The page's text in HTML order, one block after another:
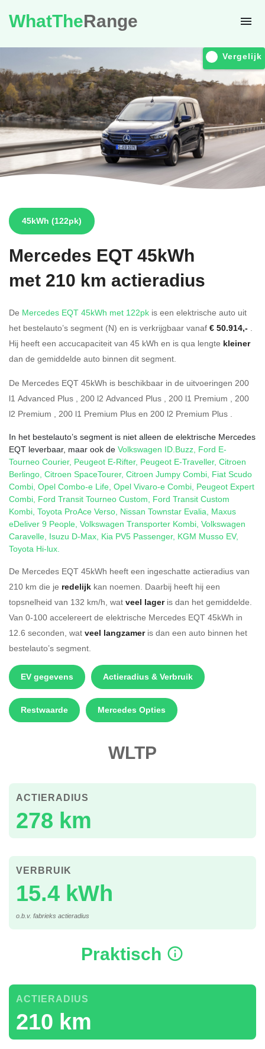
WhatTheRange
Vergelijk
45kWh (122pk)
Mercedes EQT 45kWh
met 210 km actieradius
De Mercedes EQT 45kWh met 122pk is een elektrische auto uit
het bestelauto’s segment (N) en is verkrijgbaar vanaf € 50.914,- .
Hij heeft een accucapaciteit van 45 kWh en is qua lengte kleiner
dan de gemiddelde auto binnen dit segment.
De Mercedes EQT 45kWh is beschikbaar in de uitvoeringen 200
l1 Advanced Plus , 200 l2 Advanced Plus , 200 l1 Premium , 200
l2 Premium , 200 l1 Premium Plus en 200 l2 Premium Plus .
In het bestelauto’s segment is niet alleen de elektrische Mercedes
EQT leverbaar, maar ook de Volkswagen ID.Buzz, Ford E-
Tourneo Courier, Peugeot E-Rifter, Peugeot E-Traveller, Citroen
Berlingo, Citroen SpaceTourer, Citroen Jumpy Combi, Fiat Scudo
Combi, Opel Combo-e Life, Opel Vivaro-e Combi, Peugeot Expert
Combi, Ford Transit Tourneo Custom, Ford Transit Custom
Kombi, Toyota ProAce Verso, Nissan Townstar Evalia, Maxus
eDeliver 9 People, Volkswagen Transporter Kombi, Volkswagen
Caravelle, Isuzu D-Max, Kia PV5 Passenger, KGM Musso EV,
Toyota Hi-lux.
De Mercedes EQT 45kWh heeft een ingeschatte actieradius van
210 km die je redelijk kan noemen. Daarbij heeft hij een
topsnelheid van 132 km/h, wat veel lageris dan het gemiddelde.
Van 0-100 accelereert de elektrische Mercedes EQT 45kWh in
12.6 seconden, wat veel langzameris dan een auto binnen het
bestelauto’s segment.
EV gegevens Actieradius & Verbruik
Restwaarde Mercedes Opties
WLTP
278 km
ACTIERADIUS
15.4 kWh
VERBRUIK
o.b.v. fabrieks actieradius
Praktisch
210 km
ACTIERADIUS